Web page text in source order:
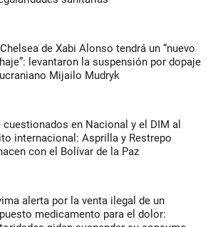
de Xabi Alonso tendrá un “nuevo
levantaron la suspensión por dopaje
Mijailo Mudryk
cuestionados en Nacional y el DIM al
internacional: Asprilla y Restrepo
con el Bolívar de la Paz
alerta por la venta ilegal de un
medicamento para el dolor: